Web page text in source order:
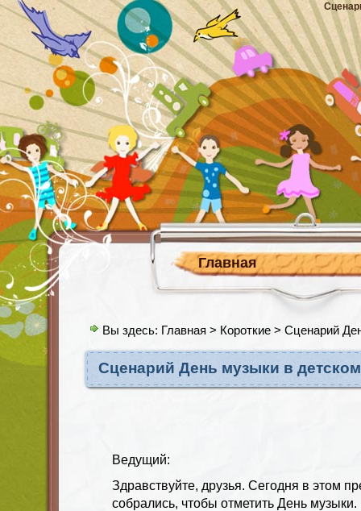
Главная
Вы здесь: Главная > Короткие > Сценарий
Сценарий День музыки в
Ведущий:
Здравствуйте, друзья. Сегодня в этом
собрались, чтобы отметить День музыки.